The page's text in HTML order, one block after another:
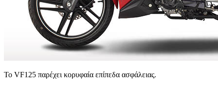
Το VF125 παρέχει κορυφαία επίπεδα ασφάλειας.